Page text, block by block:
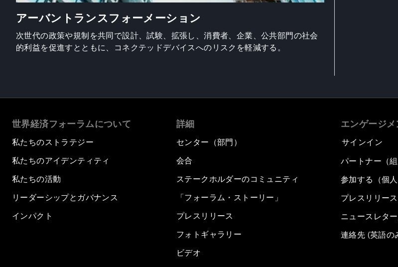
アーバントランスフォーメーション
次世代の政策や規制を共同で設計、試験、拡張し、消費者、企業、公共部門の社会
的利益を促進すとともに、コネクテッドデバイスへのリスクを軽減する。
世界経済フォーラムについて
私たちのストラテジー
私たちのアイデンティティ
私たちの活動
リーダーシップとガバナンス
インパクト
詳細
センター（部門）
会合
ステークホルダーのコミュニティ
「フォーラム・ストーリー」
プレスリリース
フォトギャラリー
ビデオ
エンゲージメ
サインイン
パートナー（
参加する（個人
プレスリリー
ニュースレタ
連絡先 (英語の